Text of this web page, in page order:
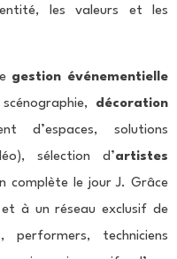
les valeurs et les
gestion événementielle
décoration
d’espaces, solutions
sélection d’artistes
complète le jour J. Grâce
et à un réseau exclusif de
techniciens